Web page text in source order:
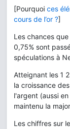
[Pourquoi ces
cours de l’or ?]
Les chances
0,75% sont
spéculations à
Atteignant les 1
la croissance
l'argent (aussi
maintenu la
Les chiffres sur